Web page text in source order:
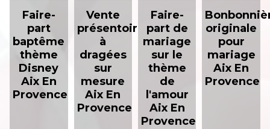
Faire-
part
baptême
thème
Disney
Aix En
Provence
Vente
présentoir
à
dragées
sur
mesure
Aix En
Provence
Faire-
part de
mariage
sur le
thème
de
l'amour
Aix En
Provence
originale
pour
mariage
Aix En
Provence